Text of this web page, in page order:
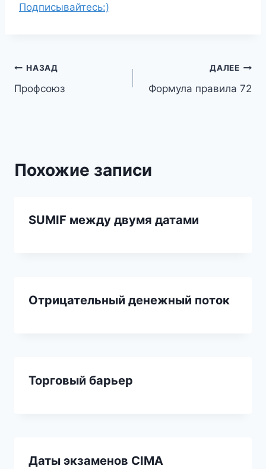
Подписывайтесь:)
Навигация
по
НАЗАД
Профсоюз
ДАЛЕЕ
Формула правила 72
Похожие записи
SUMIF между двумя датами
Отрицательный денежный поток
Торговый барьер
Даты экзаменов CIMA